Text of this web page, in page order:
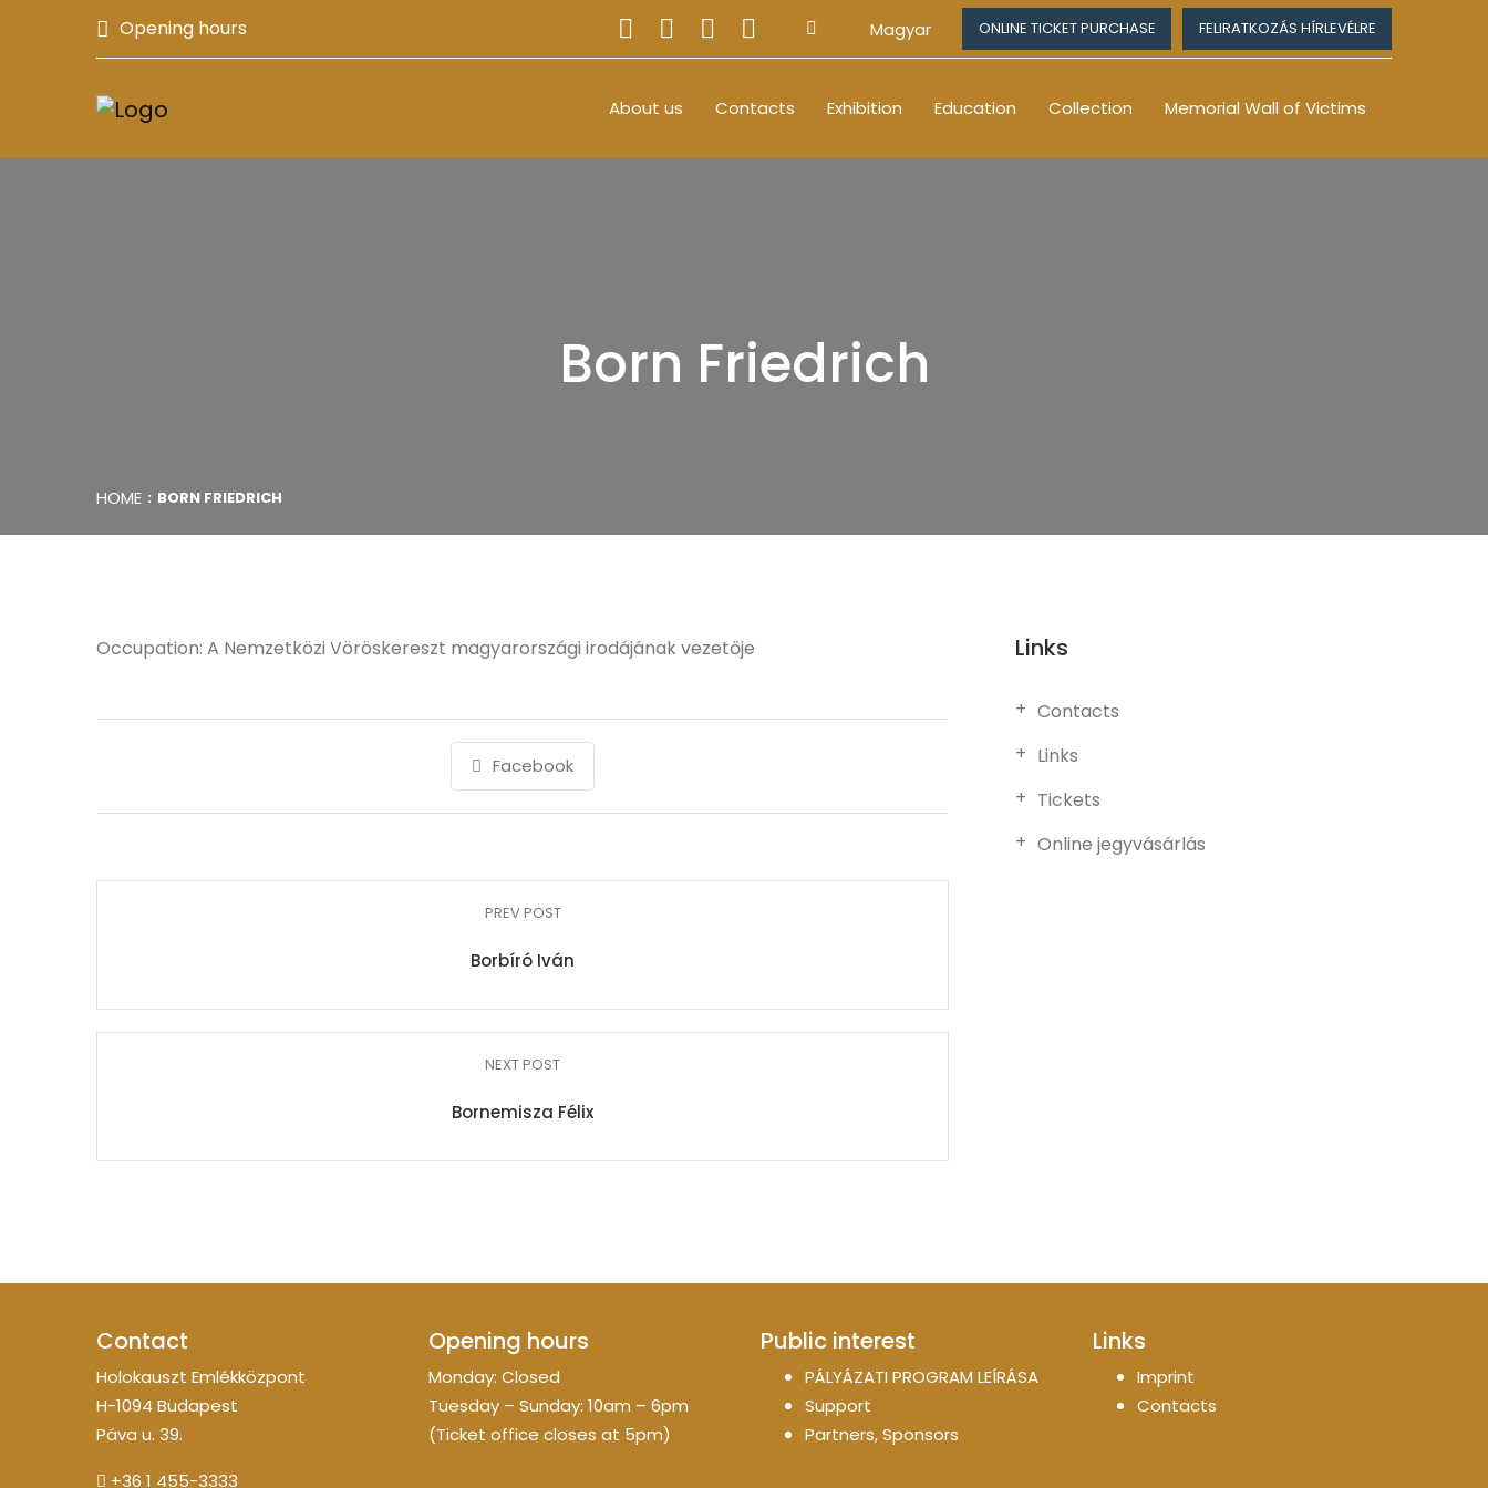
Opening hours Magyar ONLINE TICKET PURCHASE FELIRATKOZÁS HÍRLEVÉLRE
About us Contacts Exhibition Education Collection Memorial Wall of Victims
Born Friedrich
HOME BORN FRIEDRICH
Occupation: A Nemzetközi Vöröskereszt magyarországi irodájának vezetője
Facebook
PREV POST
Borbíró Iván
NEXT POST
Bornemisza Félix
Links
Contacts
Links
Tickets
Online jegyvásárlás
Contact
Holokauszt Emlékközpont
H-1094 Budapest
Páva u. 39.
+36 1 455-3333
Opening hours
Monday: Closed
Tuesday – Sunday: 10am – 6pm
(Ticket office closes at 5pm)
Public interest
PÁLYÁZATI PROGRAM LEÍRÁSA
Support
Partners, Sponsors
Links
Imprint
Contacts